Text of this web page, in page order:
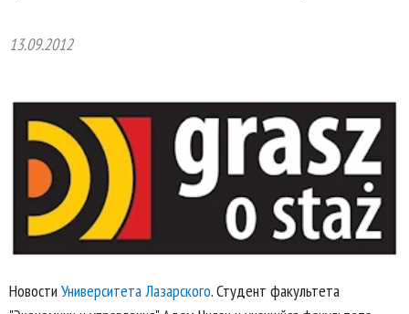
13.09.2012
Новости Университета Лазарского. Студент факультета